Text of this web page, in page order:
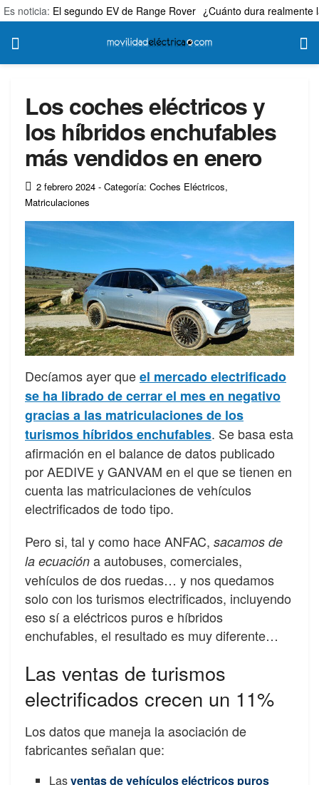
Es noticia: El segundo EV de Range Rover ¿Cuánto dura realmente
Los coches eléctricos y
los híbridos enchufables
más vendidos en enero
2 febrero 2024 - Categoría: Coches Eléctricos,
Matriculaciones
Decíamos ayer queel mercado electrificado
se ha librado de cerrar el mes en negativo
gracias a las matriculaciones de los
turismos híbridos enchufables. Se basa esta
afirmación en el balance de datos publicado
por AEDIVE y GANVAM en el que se tienen en
cuenta las matriculaciones de vehículos
electrificados de todo tipo.
Pero si, tal y como hace ANFAC, sacamos de
la ecuación a autobuses, comerciales,
vehículos de dos ruedas… y nos quedamos
solo con los turismos electrificados, incluyendo
eso sí a eléctricos puros e híbridos
enchufables, el resultado es muy diferente…
Las ventas de turismos
electrificados crecen un 11%
Los datos que maneja la asociación de
fabricantes señalan que:
Lasventas de vehículos eléctricos puros